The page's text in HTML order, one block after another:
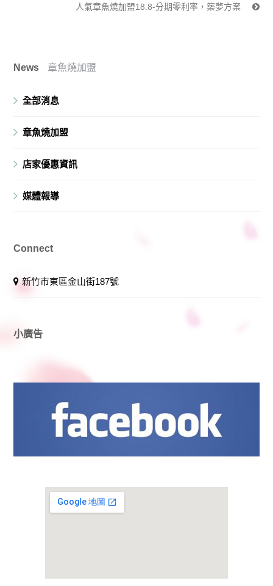
人氣章魚燒加盟18.8-分期零利率，築夢方案
News 章魚燒加盟
全部消息
章魚燒加盟
店家優惠資訊
媒體報導
Connect
新竹市東區金山街187號
小廣告